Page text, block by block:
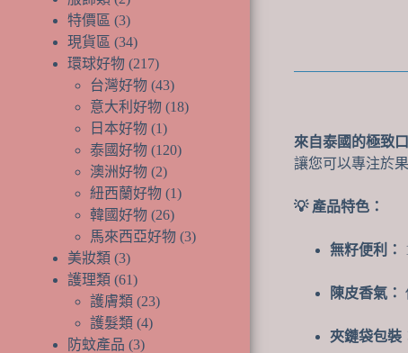
來自泰國的極致
讓您可以專注於
💡 產品特色：
無籽便利：
陳皮香氣：
夾鏈袋包裝
品
個
產
品
特價區 33
個
產
品
現貨區 3434
個
產
品
環球好物 217217
個
產
品
台灣好物 4343
個
品
意大利好物 1818
日本好物 11
個
產
品
泰國好物 120120
產
澳洲好物 22
個
產
品
紐西蘭好物 11
產
韓國好物 2626
個
馬來西亞好物 33
美妝類 33
個
產
品
護理類 6161
個
產
品
護膚類 2323
護髮類 44
防蚊產品 33